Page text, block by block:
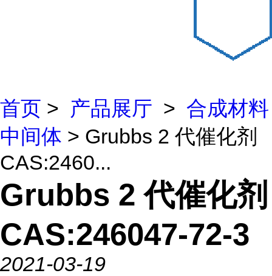
首页 > 产品展厅 > 合成材料
中间体 > Grubbs 2 代催化剂
CAS:2460...
Grubbs 2 代催化剂
CAS:246047-72-3
2021-03-19